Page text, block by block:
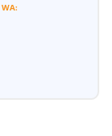
WA: